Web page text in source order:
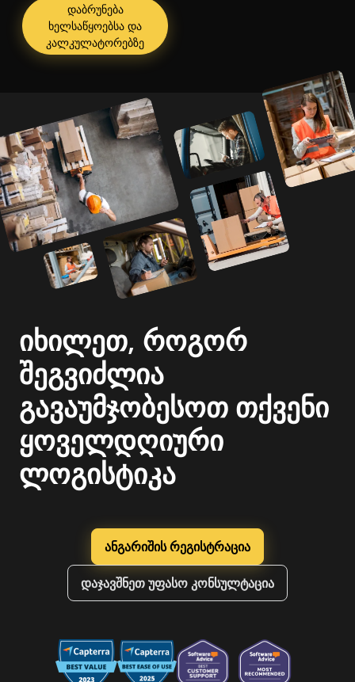
დაბრუნება
ხელსაწყოებსა და
კალკულატორებზე
იხილეთ, როგორ
შეგვიძლია
გავაუმჯობესოთ თქვენი
ყოველდღიური
ლოგისტიკა
ანგარიშის რეგისტრაცია
დაჯავშნეთ უფასო კონსულტაცია